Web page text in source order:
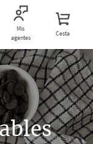
Mis
agentes
Cesta